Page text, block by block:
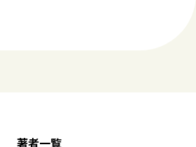
著者一覧